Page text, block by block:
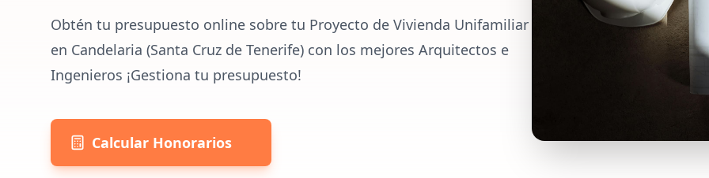
Obtén tu presupuesto online sobre tu Proyecto de Vivienda Unifamiliar
en Candelaria (Santa Cruz de Tenerife) con los mejores Arquitectos e
Ingenieros ¡Gestiona tu presupuesto!
Calcular Honorarios